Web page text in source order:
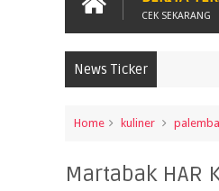
CEK SEKARANG
News Ticker
Home kuliner
Martabak HAR